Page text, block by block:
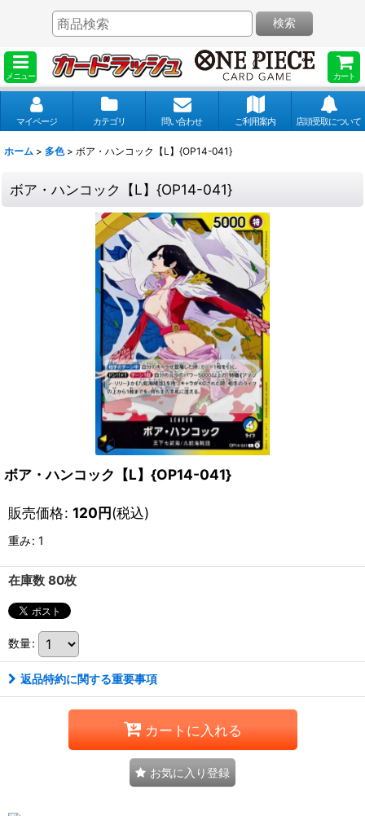
メニュー カート
検索
マイページ カテゴリ 問い合わせ ご利用案内 店頭受取について
ホーム > 多色 > ボア・ハンコック【L】{OP14-041}
ボア・ハンコック【L】{OP14-041}
ボア・ハンコック【L】{OP14-041}
販売価格: 120円(税込)
重み: 1
在庫数 80枚
数量:
返品特約に関する重要事項
カートに入れる
お気に入り登録